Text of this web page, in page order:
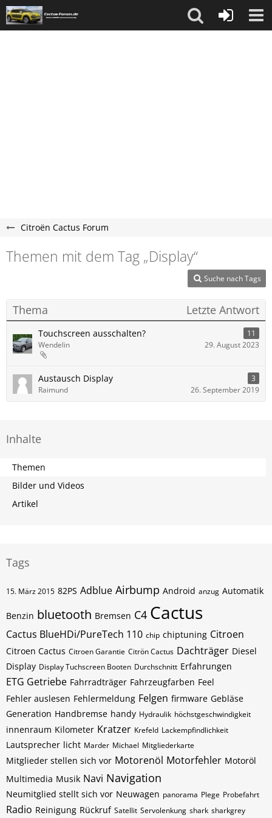
Citroën Cactus Forum
Themen mit dem Tag „Display“
Suche nach Tags
Thema Letzte Antwort
Touchscreen ausschalten?
11
Wendelin
29. August 2023
Austausch Display
3
Raimund
26. September 2019
Inhalte
Themen
Bilder und Videos
Artikel
Tags
15. März 2015 82PS Adblue Airbump Android anzug Automatik
Benzin bluetooth Bremsen C4 Cactus
Cactus BlueHDi/PureTech 110 chip chiptuning Citroen
Citroen Cactus Citroen Garantie Citrön Cactus Dachträger Diesel
Display Display Tuchscreen Booten Durchschnitt Erfahrungen
ETG Getriebe Fahrradträger Fahrzeugfarben Feel
Fehler auslesen Fehlermeldung Felgen firmware Gebläse
Generation Handbremse handy Hydraulik höchstgeschwindigkeit
innenraum Kilometer Kratzer Krefeld Lackempfindlichkeit
Lautsprecher licht Marder Michael Mitgliederkarte
Mitglieder stellen sich vor Motorenöl Motorfehler Motoröl
Multimedia Musik Navi Navigation
Neumitglied stellt sich vor Neuwagen panorama Plege Probefahrt
Radio Reinigung Rückruf Satellit Servolenkung shark sharkgrey